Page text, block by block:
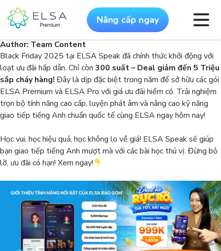
Nâng cấp ngay
Author: Team Content
Black Friday 2025 tại ELSA Speak đã chính thức khởi động với
loạt ưu đãi hấp dẫn. Chỉ còn 300 suất – Deal giảm đến 5 Triệu
sắp cháy hàng! Đây là dịp đặc biệt trong năm để sở hữu các gói
ELSA Premium và ELSA Pro với giá ưu đãi hiếm có. Trải nghiệm
trọn bộ tính năng cao cấp, luyện phát âm và nâng cao kỹ năng
giao tiếp tiếng Anh chuẩn quốc tế cùng ELSA ngay hôm nay!
Học vui, học hiệu quả, học không lo về giá! ELSA Speak sẽ giúp
bạn giao tiếp tiếng Anh mượt mà với các bài học thú vị. Đừng bỏ
lỡ, ưu đãi có hạn! Xem ngay!